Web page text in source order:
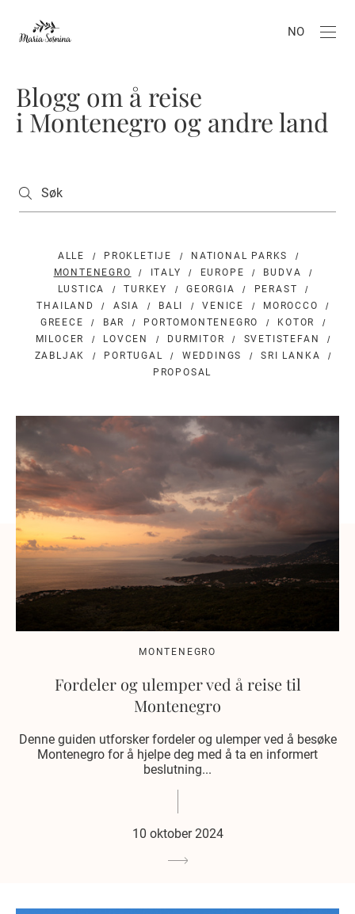
NO
Blogg om å reise
i Montenegro og andre land
ALLE PROKLETIJE
NATIONAL PARKS
MONTENEGRO
ITALY EUROPE
BUDVA
LUSTICA
TURKEY GEORGIA
PERAST
THAILAND
ASIA BALI VENICE
MOROCCO
GREECE
BAR PORTOMONTENEGRO
KOTOR
MILOCER
LOVCEN DURMITOR
SVETISTEFAN
ZABLJAK
PORTUGAL WEDDINGS
SRI LANKA
PROPOSAL
MONTENEGRO
Fordeler og ulemper ved å reise til
Montenegro
Denne guiden utforsker fordeler og ulemper ved å besøke
Montenegro for å hjelpe deg med å ta en informert
beslutning...
10 oktober 2024